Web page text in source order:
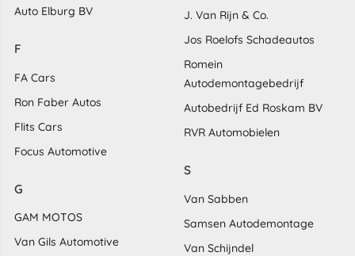
Auto Elburg BV
F
FA Cars
Ron Faber Autos
Flits Cars
Focus Automotive
G
GAM MOTOS
Van Gils Automotive
J. Van Rijn & Co.
Jos Roelofs Schadeautos
Romein
Autodemontagebedrijf
Autobedrijf Ed Roskam BV
RVR Automobielen
S
Van Sabben
Samsen Autodemontage
Van Schijndel